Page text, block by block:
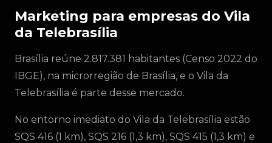
Marketing para empresas do Vila
da Telebrasília
Brasília reúne 2.817.381 habitantes (Censo 2022 do
IBGE), na microrregião de Brasília, e o Vila da
Telebrasília é parte desse mercado.
No entorno imediato do Vila da Telebrasília estão
SQS 416 (1 km), SQS 216 (1,3 km), SQS 415 (1,3 km) e